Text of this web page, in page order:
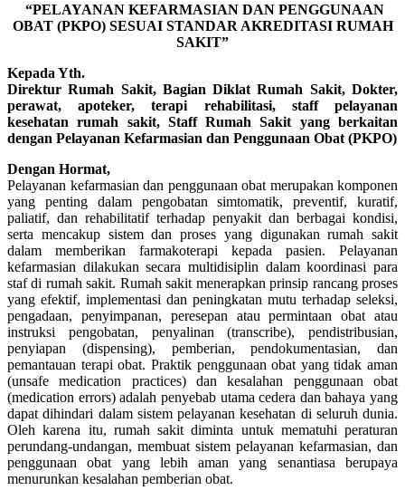
“PELAYANAN KEFARMASIAN DAN PENGGUNAAN
OBAT (PKPO) SESUAI STANDAR AKREDITASI RUMAH
SAKIT”
Kepada Yth.
Direktur Rumah Sakit, Bagian Diklat Rumah Sakit, Dokter,
perawat, apoteker, terapi rehabilitasi, staff pelayanan
kesehatan rumah sakit, Staff Rumah Sakit yang berkaitan
dengan Pelayanan Kefarmasian dan Penggunaan Obat (PKPO)
Dengan Hormat,
Pelayanan kefarmasian dan penggunaan obat merupakan komponen
yang penting dalam pengobatan simtomatik, preventif, kuratif,
paliatif, dan rehabilitatif terhadap penyakit dan berbagai kondisi,
serta mencakup sistem dan proses yang digunakan rumah sakit
dalam memberikan farmakoterapi kepada pasien. Pelayanan
kefarmasian dilakukan secara multidisiplin dalam koordinasi para
staf di rumah sakit. Rumah sakit menerapkan prinsip rancang proses
yang efektif, implementasi dan peningkatan mutu terhadap seleksi,
pengadaan, penyimpanan, peresepan atau permintaan obat atau
instruksi pengobatan, penyalinan (transcribe), pendistribusian,
penyiapan (dispensing), pemberian, pendokumentasian, dan
pemantauan terapi obat. Praktik penggunaan obat yang tidak aman
(unsafe medication practices) dan kesalahan penggunaan obat
(medication errors) adalah penyebab utama cedera dan bahaya yang
dapat dihindari dalam sistem pelayanan kesehatan di seluruh dunia.
Oleh karena itu, rumah sakit diminta untuk mematuhi peraturan
perundang-undangan, membuat sistem pelayanan kefarmasian, dan
penggunaan obat yang lebih aman yang senantiasa berupaya
menurunkan kesalahan pemberian obat.